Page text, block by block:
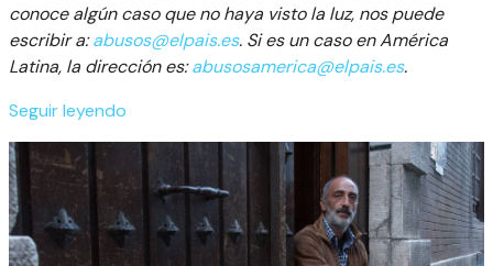
conoce algún caso que no haya visto la luz, nos puede
escribir a:abusos@elpais.es. Si es un caso en América
Latina, la dirección es:abusosamerica@elpais.es.
Seguir leyendo